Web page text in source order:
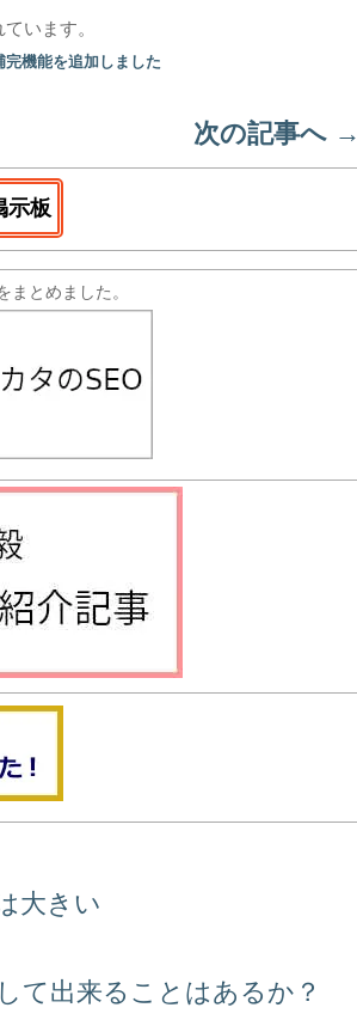
います。
機能を追加しました
次の記事へ →
示板
まとめました。
大きい
て出来ることはあるか？